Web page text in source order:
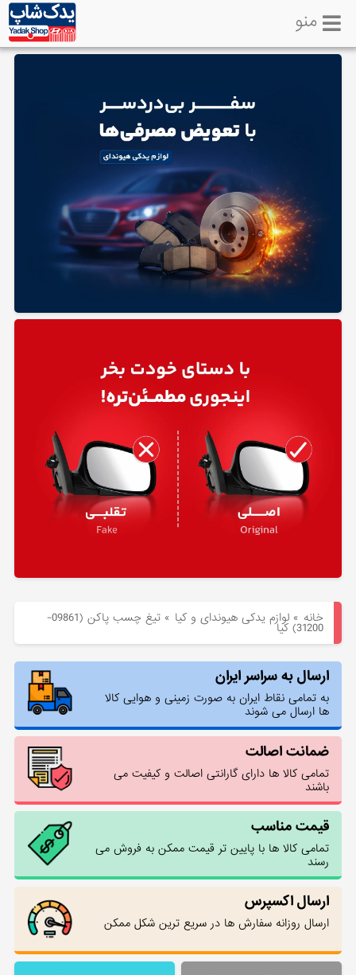
لوازم
منو
خانه »لوازم یدکی هیوندای و کیا » تيغ چسب پاكن (09861-
31200) کیا
ارسال به سراسر ایران
به تمامی نقاط ایران به صورت زمینی و هوایی کالا
ها ارسال می شوند
ضمانت اصالت
تمامی کالا ها دارای گارانتی اصالت و کیفیت می
باشند
قیمت مناسب
تمامی کالا ها با پایین تر قیمت ممکن به فروش می
رسند
ارسال اکسپرس
ارسال روزانه سفارش ها در سریع ترین شکل ممکن